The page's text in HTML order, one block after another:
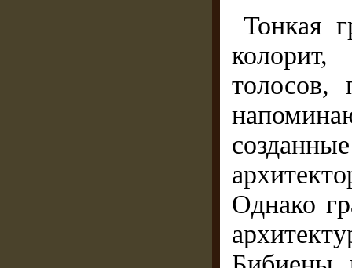
Тонкая
колорит,
толосов,
Однако